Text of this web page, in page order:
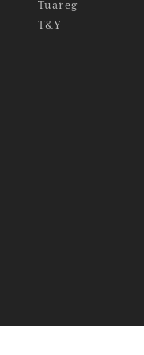
Tuareg
T&Y